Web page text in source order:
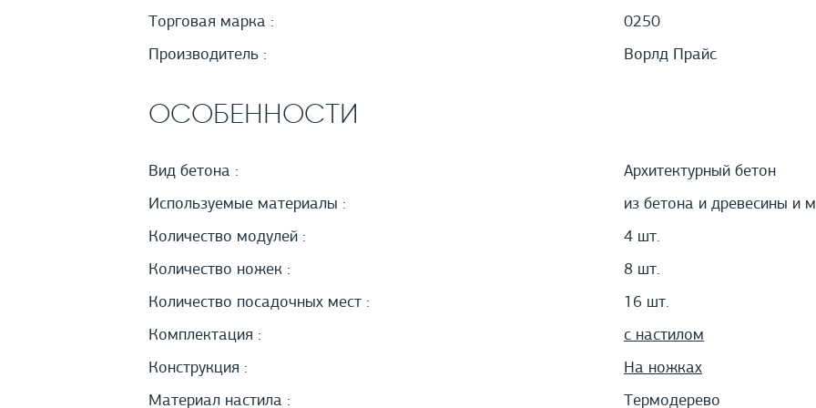
Торговая марка :
0250
Производитель :
Ворлд Прайс
ОСОБЕННОСТИ
Вид бетона :
Архитектурный бетон
Используемые материалы :
из бетона и древесины и
Количество модулей :
4 шт.
Количество ножек :
8 шт.
Количество посадочных мест :
16 шт.
Комплектация :
с настилом
Конструкция :
На ножках
Материал настила :
Термодерево